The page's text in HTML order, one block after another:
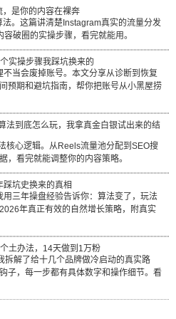
是你的内容在裸奔
。这篇讲清楚Instagram真实的流量分发
破圈的实操步骤，看完就能用。
实操步骤我踩坑换来的
当会废掉账号。本文分享从诊断到恢复
预期和避坑指南，帮你把账号从小黑屋捞
法到底怎么玩，我拿真金白银试出来的结
核心逻辑。从Reels流量池分配到SEO搜
，看完就能调整你的内容策略。
踩坑史换来的真相
三年操盘经验告诉你：算法变了，玩法
年真正有效的自然增长策略，附真实
土办法，14天做到1万粉
解了给十几个品牌做冷启动的真实路
子，每一步都有具体数字和操作细节。看